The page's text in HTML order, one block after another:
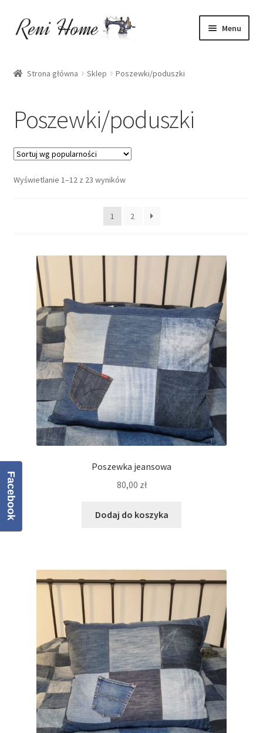
Przejdź
do
Przejdź
do
Menu
Koszyk
Moje konto
O mnie
Regulamin
Zamówienie
Strona główna Sklep Poszewki/poduszki
Poszewki/poduszki
Wyświetlanie 1–12 z 23 wyników
1 2
Poszewka jeansowa
80,00 zł
Dodaj do koszyka
Facebook